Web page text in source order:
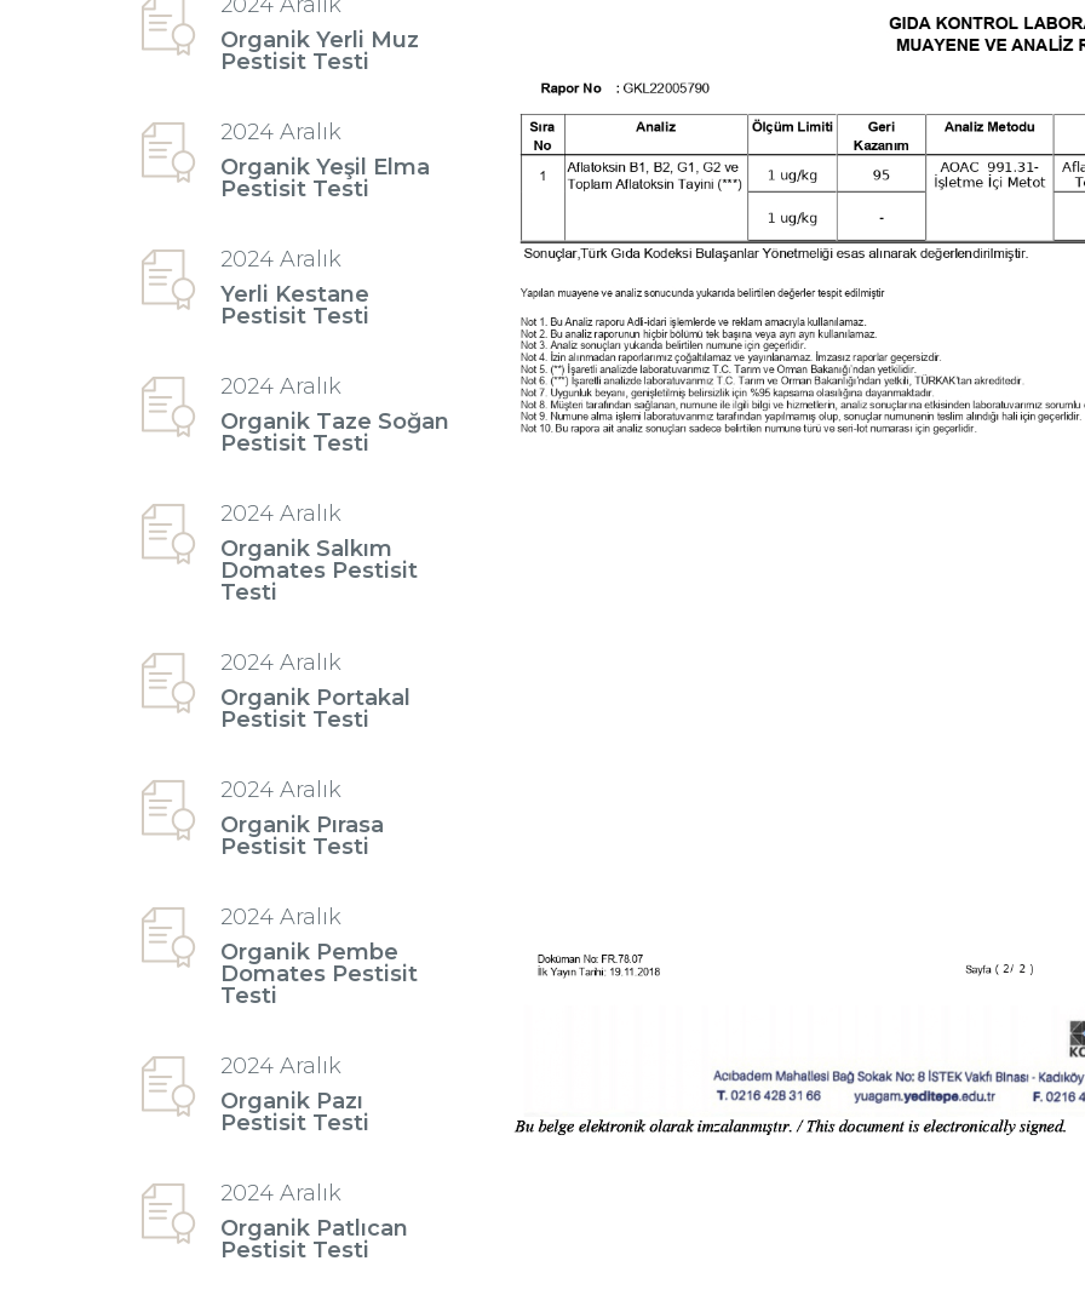
Organik Yerli Muz
Pestisit Testi
2024 Aralık
Organik Yeşil Elma
Pestisit Testi
2024 Aralık
Yerli Kestane
Pestisit Testi
2024 Aralık
Organik Taze Soğan
Pestisit Testi
2024 Aralık
Organik Salkım
Domates Pestisit
Testi
2024 Aralık
Organik Portakal
Pestisit Testi
2024 Aralık
Organik Pırasa
Pestisit Testi
2024 Aralık
Organik Pembe
Domates Pestisit
Testi
2024 Aralık
Organik Pazı
Pestisit Testi
2024 Aralık
Organik Patlıcan
Pestisit Testi
BU HAFTANIN PLANLI İNDİRİMİ
2690,00 TL
Kaan Olgun Hasat
Naturel Sızma Zeytinyağı
(5lt, Soğuk Sıkım) - Bilgem